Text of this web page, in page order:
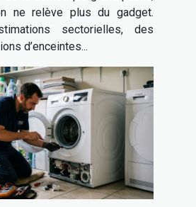
ne relève plus du gadget.
sectorielles, des
d’enceintes...